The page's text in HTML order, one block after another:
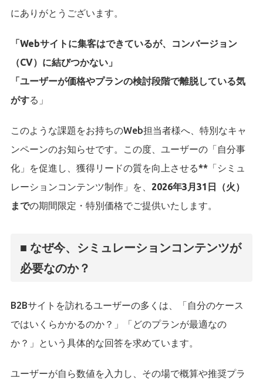
にありがとうございます。
「Webサイトに集客はできているが、コンバージョン
（CV）に結びつかない」
「ユーザーが価格やプランの検討段階で離脱している気
がする」
このような課題をお持ちのWeb担当者様へ、特別なキャ
ンペーンのお知らせです。この度、ユーザーの「自分事
化」を促進し、獲得リードの質を向上させる**「シミュ
レーションコンテンツ制作」を、 2026年3月31日（火）
までの期間限定・特別価格でご提供いたします。
■ なぜ今、シミュレーションコンテンツが
必要なのか？
B2Bサイトを訪れるユーザーの多くは、「自分のケース
ではいくらかかるのか？」「どのプランが最適なの
か？」という具体的な回答を求めています。
ユーザーが自ら数値を入力し、その場で概算や推奨プラ